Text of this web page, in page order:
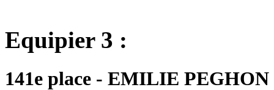
Equipier 3 :
141e place - EMILIE